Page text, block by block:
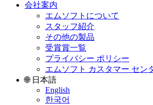
会社案内
エムソフトについて
スタッフ紹介
その他の製品
受賞賞一覧
プライバシー ポリシー
エムソフト カスタマー セン
🌐 日本語
English
한국어